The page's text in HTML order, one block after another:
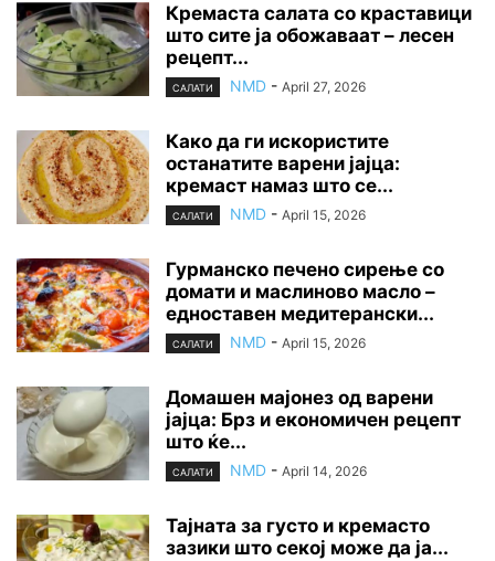
Кремаста салата со краставици
што сите ја обожаваат – лесен
рецепт...
САЛАТИ NMD - April 27, 2026
Како да ги искористите
останатите варени јајца:
кремаст намаз што се...
САЛАТИ NMD - April 15, 2026
Гурманско печено сирење со
домати и маслиново масло –
едноставен медитерански...
САЛАТИ NMD - April 15, 2026
Домашен мајонез од варени
јајца: Брз и економичен рецепт
што ќе...
САЛАТИ NMD - April 14, 2026
Тајната за густо и кремасто
зазики што секој може да ја...